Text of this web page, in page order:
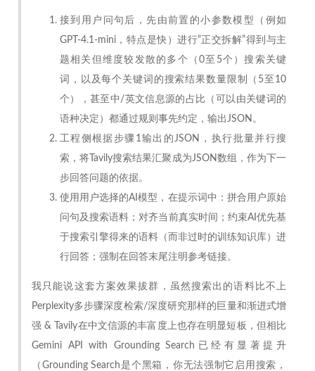
接到用户问句后，先由前置的小参数模型（例如
GPT-4.1-mini，特点是快）进行“正交拆解”得到与主
题相关但维度较发散的多个（0至5个）搜索关键
词，以及每个关键词的搜索结果数量限制（5至10
个），甚至中/英文信息源的占比（可以由关键词的
语种决定）都通过规则事先约定，输出JSON。
工程侧根据步骤1输出的JSON，执行批量并行搜
索，将Tavily搜索结果汇聚成为JSON数组，作为下一
步回答问题的依据。
使用用户选择的AI模型，在提示词中：拼合用户原始
问句及搜索语料；对齐当前真实时间；约束AI优先基
于搜索引擎得来的语料（而非过时的训练知识库）进
行回答；强制在回答末尾注明参考链接。
我只能说这套方案效果拔群，虽然搜索出的语料比不上
Perplexity多步骤深度检索/深度研究那样的巨量和渐进式增
强 & Tavily在中文信源的丰富度上也存在明显短板，但相比
Gemini API with Grounding Search已经有显著提升
（Grounding Search是个黑箱，你无法强制它启用搜索，